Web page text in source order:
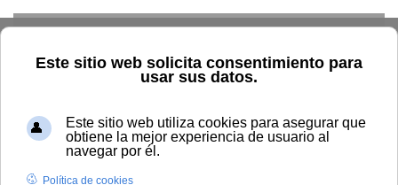
TIC G. Económica RRHH Audiovisuales Comunicación
Control Interno